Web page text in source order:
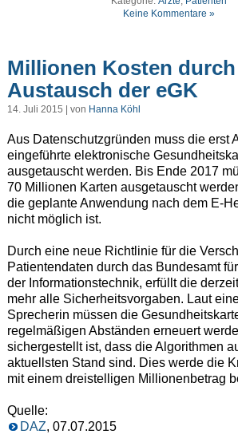
Keine Kommentare »
Millionen Kosten durch
Austausch der eGK
14. Juli 2015 | von Hanna Köhl
Aus Datenschutzgründen muss die erst
eingeführte elektronische
ausgetauscht werden. Bis Ende 2017
70 Millionen Karten ausgetauscht
die geplante Anwendung nach dem E-
nicht möglich ist.
Durch eine neue Richtlinie für die
Patientendaten durch das Bundesamt
der Informationstechnik, erfüllt die
mehr alle Sicherheitsvorgaben. Laut
Sprecherin müssen die
regelmäßigen Abständen erneuert
sichergestellt ist, dass die Algorithmen
aktuellsten Stand sind. Dies werde die
mit einem dreistelligen Millionenbetrag
Quelle:
DAZ, 07.07.2015